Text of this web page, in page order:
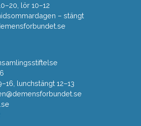
lör 10–12
– stängt
lunchstängt 12–13